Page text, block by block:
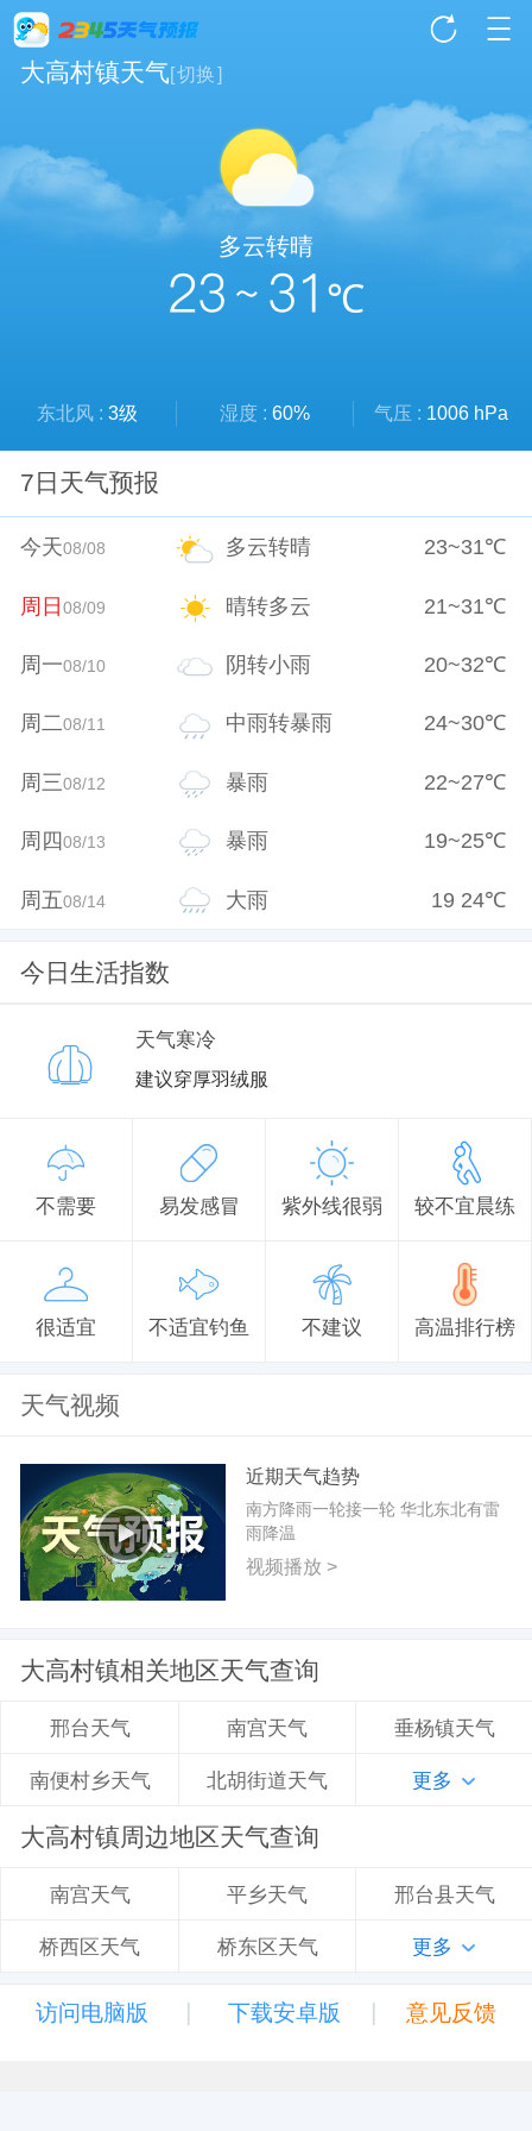
大高村镇天气[切换]
多云转晴
23 ~ 31 ℃
东北风 :3级 湿度 : 60% 气压 : 1006 hPa
7日天气预报
今天08/08 多云转晴 23~31℃
周日08/09 晴转多云 21~31℃
周一08/10 阴转小雨 20~32℃
周二08/11 中雨转暴雨 24~30℃
周三08/12 暴雨 22~27℃
周四08/13 暴雨 19~25℃
周五08/14 大雨 19 24℃
今日生活指数
天气寒冷
建议穿厚羽绒服
不需要 易发感冒 紫外线很弱 较不宜晨练
很适宜 不适宜钓鱼 不建议 高温排行榜
天气视频
近期天气趋势
南方降雨一轮接一轮 华北东北有雷
雨降温
视频播放 >
大高村镇相关地区天气查询
邢台天气 南宫天气 垂杨镇天气
南便村乡天气 北胡街道天气 更多
大高村镇周边地区天气查询
南宫天气 平乡天气 邢台县天气
桥西区天气 桥东区天气 更多
访问电脑版 | 下载安卓版 | 意见反馈